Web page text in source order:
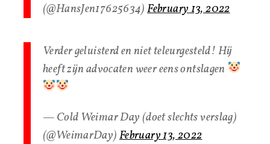
(@HansJen17625634)February 13, 2022
Verder geluisterd en niet teleurgesteld! Hij
heeft zijn advocaten weer eens ontslagen
— Cold Weimar Day (doet slechts verslag)
(@WeimarDay)February 13, 2022